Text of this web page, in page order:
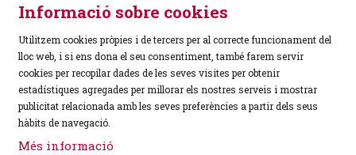
Sitemap | Avís Legal | Política de Privacitat
|
Ús de Cookies
|
Informació sobre cookies
Utilitzem cookies pròpies i de tercers per al correcte funcionament del
lloc web, i si ens dona el seu consentiment, també farem servir
cookies per recopilar dades de les seves visites per obtenir
estadístiques agregades per millorar els nostres serveis i mostrar
publicitat relacionada amb les seves preferències a partir dels seus
hàbits de navegació.
Més informació